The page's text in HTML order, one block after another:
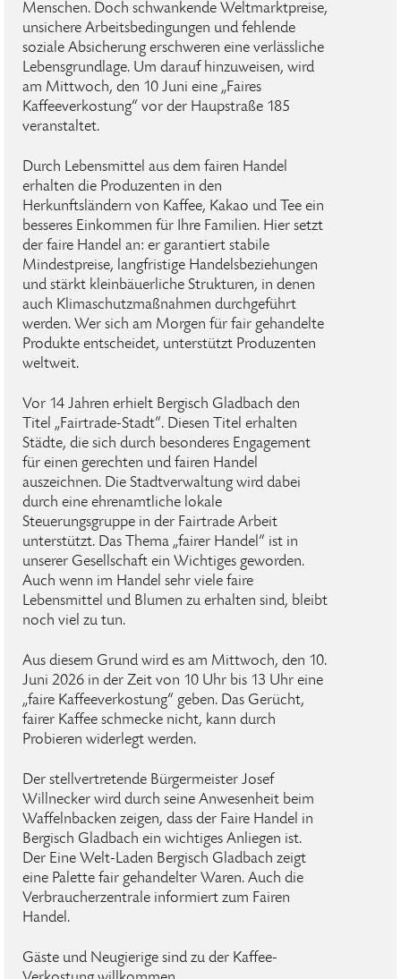
Menschen. Doch schwankende Weltmarktpreise,
unsichere Arbeitsbedingungen und fehlende
soziale Absicherung erschweren eine verlässliche
Lebensgrundlage. Um darauf hinzuweisen, wird
am Mittwoch, den 10 Juni eine „Faires
Kaffeeverkostung“ vor der Haupstraße 185
veranstaltet.
Durch Lebensmittel aus dem fairen Handel
erhalten die Produzenten in den
Herkunftsländern von Kaffee, Kakao und Tee ein
besseres Einkommen für Ihre Familien. Hier setzt
der faire Handel an: er garantiert stabile
Mindestpreise, langfristige Handelsbeziehungen
und stärkt kleinbäuerliche Strukturen, in denen
auch Klimaschutzmaßnahmen durchgeführt
werden. Wer sich am Morgen für fair gehandelte
Produkte entscheidet, unterstützt Produzenten
weltweit.
Vor 14 Jahren erhielt Bergisch Gladbach den
Titel „Fairtrade-Stadt“. Diesen Titel erhalten
Städte, die sich durch besonderes Engagement
für einen gerechten und fairen Handel
auszeichnen. Die Stadtverwaltung wird dabei
durch eine ehrenamtliche lokale
Steuerungsgruppe in der Fairtrade Arbeit
unterstützt. Das Thema „fairer Handel“ ist in
unserer Gesellschaft ein Wichtiges geworden.
Auch wenn im Handel sehr viele faire
Lebensmittel und Blumen zu erhalten sind, bleibt
noch viel zu tun.
Aus diesem Grund wird es am Mittwoch, den 10.
Juni 2026 in der Zeit von 10 Uhr bis 13 Uhr eine
„faire Kaffeeverkostung“ geben. Das Gerücht,
fairer Kaffee schmecke nicht, kann durch
Probieren widerlegt werden.
Der stellvertretende Bürgermeister Josef
Willnecker wird durch seine Anwesenheit beim
Waffelnbacken zeigen, dass der Faire Handel in
Bergisch Gladbach ein wichtiges Anliegen ist.
Der Eine Welt-Laden Bergisch Gladbach zeigt
eine Palette fair gehandelter Waren. Auch die
Verbraucherzentrale informiert zum Fairen
Handel.
Gäste und Neugierige sind zu der Kaffee-